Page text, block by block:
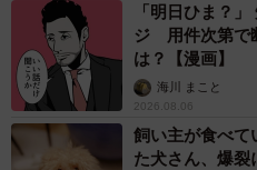
す。なお、適切な年間の総費
回答した保護者は10.4%だっ
「明日ひま？
ジ 用件次第で
は？【漫画】
海川 まこと
2026.08.06
飼い主が食べて
た犬さん、爆裂